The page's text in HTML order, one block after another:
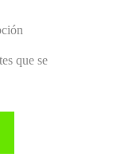
que se